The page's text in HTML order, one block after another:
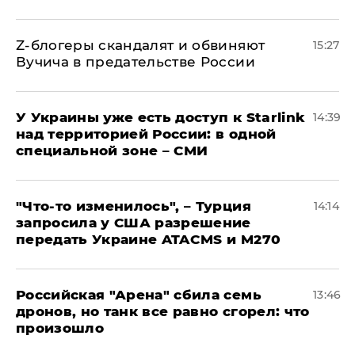
Z-блогеры скандалят и обвиняют
Вучича в предательстве России
15:27
У Украины уже есть доступ к Starlink
над территорией России: в одной
специальной зоне – СМИ
14:39
​"Что-то изменилось", – Турция
запросила у США разрешение
передать Украине ATACMS и M270
14:14
​Российская "Арена" сбила семь
дронов, но танк все равно сгорел: что
произошло
13:46